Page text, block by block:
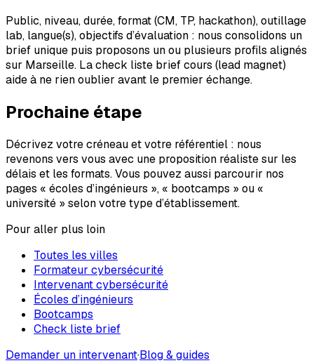
Public, niveau, durée, format (CM, TP, hackathon), outillage
lab, langue(s), objectifs d’évaluation : nous consolidons un
brief unique puis proposons un ou plusieurs profils alignés
sur Marseille. La check liste brief cours (lead magnet)
aide à ne rien oublier avant le premier échange.
Prochaine étape
Décrivez votre créneau et votre référentiel : nous
revenons vers vous avec une proposition réaliste sur les
délais et les formats. Vous pouvez aussi parcourir nos
pages « écoles d’ingénieurs », « bootcamps » ou «
université » selon votre type d’établissement.
Pour aller plus loin
Toutes les villes
Formateur cybersécurité
Intervenant cybersécurité
Écoles d’ingénieurs
Bootcamps
Check liste brief
Demander un intervenant·Blog & guides